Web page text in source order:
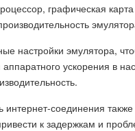
графическая
настройки эмулятора,
ускорения в
интернет-соединения
к задержкам и